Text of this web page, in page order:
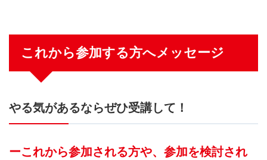
これから参加する方へメッセージ
やる気があるならぜひ受講して！
ーこれから参加される方や、参加を検討され